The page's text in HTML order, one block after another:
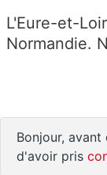
L'Eure-et-
Normandie.
Bonjour,
d'avoir pris